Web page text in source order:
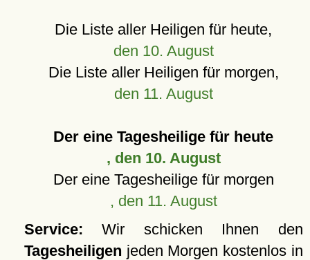
Die Liste aller Heiligen für heute,
den 10. August
Die Liste aller Heiligen für morgen,
den 11. August
Der eine Tagesheilige für heute
, den 10. August
Der eine Tagesheilige für morgen
, den 11. August
Service: Wir schicken Ihnen den
Tagesheiligen jeden Morgen kostenlos in